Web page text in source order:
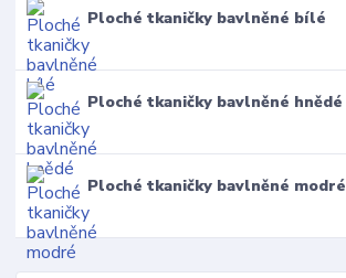
Ploché tkaničky bavlněné bílé
Ploché tkaničky bavlněné hnědé
Ploché tkaničky bavlněné modré